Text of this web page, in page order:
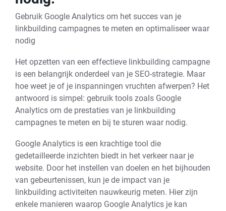
Gebruik Google Analytics om het succes van je
linkbuilding campagnes te meten en optimaliseer waar
nodig
Het opzetten van een effectieve linkbuilding campagne
is een belangrijk onderdeel van je SEO-strategie. Maar
hoe weet je of je inspanningen vruchten afwerpen? Het
antwoord is simpel: gebruik tools zoals Google
Analytics om de prestaties van je linkbuilding
campagnes te meten en bij te sturen waar nodig.
Google Analytics is een krachtige tool die
gedetailleerde inzichten biedt in het verkeer naar je
website. Door het instellen van doelen en het bijhouden
van gebeurtenissen, kun je de impact van je
linkbuilding activiteiten nauwkeurig meten. Hier zijn
enkele manieren waarop Google Analytics je kan